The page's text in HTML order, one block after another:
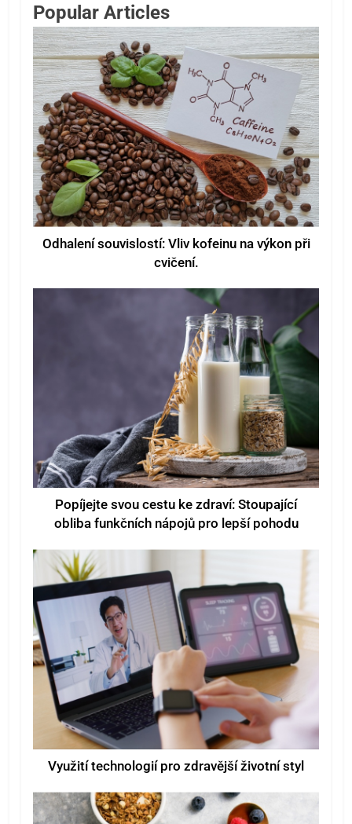
Popular Articles
Odhalení souvislostí: Vliv kofeinu na výkon při
cvičení.
Popíjejte svou cestu ke zdraví: Stoupající
obliba funkčních nápojů pro lepší pohodu
Využití technologií pro zdravější životní styl